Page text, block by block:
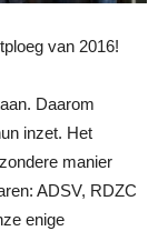
van 2016!
Daarom
inzet. Het
manier
ADSV, RDZC
enige